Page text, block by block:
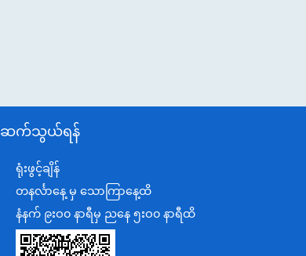
ဆက်သွယ်ရန်
ရုံးဖွင့်ချိန်
တနင်္လာနေ့ မှ သောကြာနေ့ထိ
နံနက် ၉းဝ၀ နာရီမှ ညနေ ၅းဝ၀ နာရီထိ